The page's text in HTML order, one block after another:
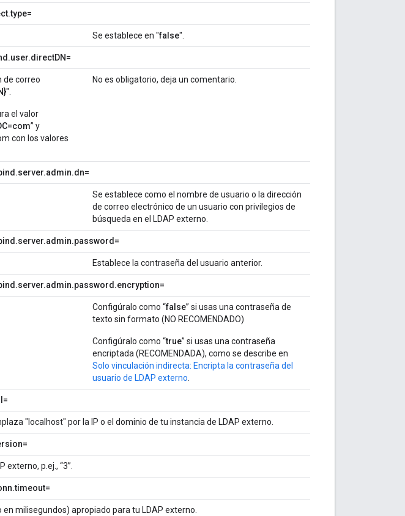
Se establece en "false".
de correo
".
el valor
” y
con los valores
No es obligatorio, deja un comentario.
Se establece como el nombre de usuario o la dirección
de correo electrónico de un usuario con privilegios de
búsqueda en el LDAP externo.
Establece la contraseña del usuario anterior.
Configúralo como “false” si usas una contraseña de
texto sin formato (NO RECOMENDADO)
Configúralo como “true” si usas una contraseña
encriptada (RECOMENDADA), como se describe en
Solo vinculación indirecta: Encripta la contraseña del
usuario de LDAP externo
"localhost" por la IP o el dominio de tu instancia de LDAP externo.
p.ej., “3”.
milisegundos) apropiado para tu LDAP externo.